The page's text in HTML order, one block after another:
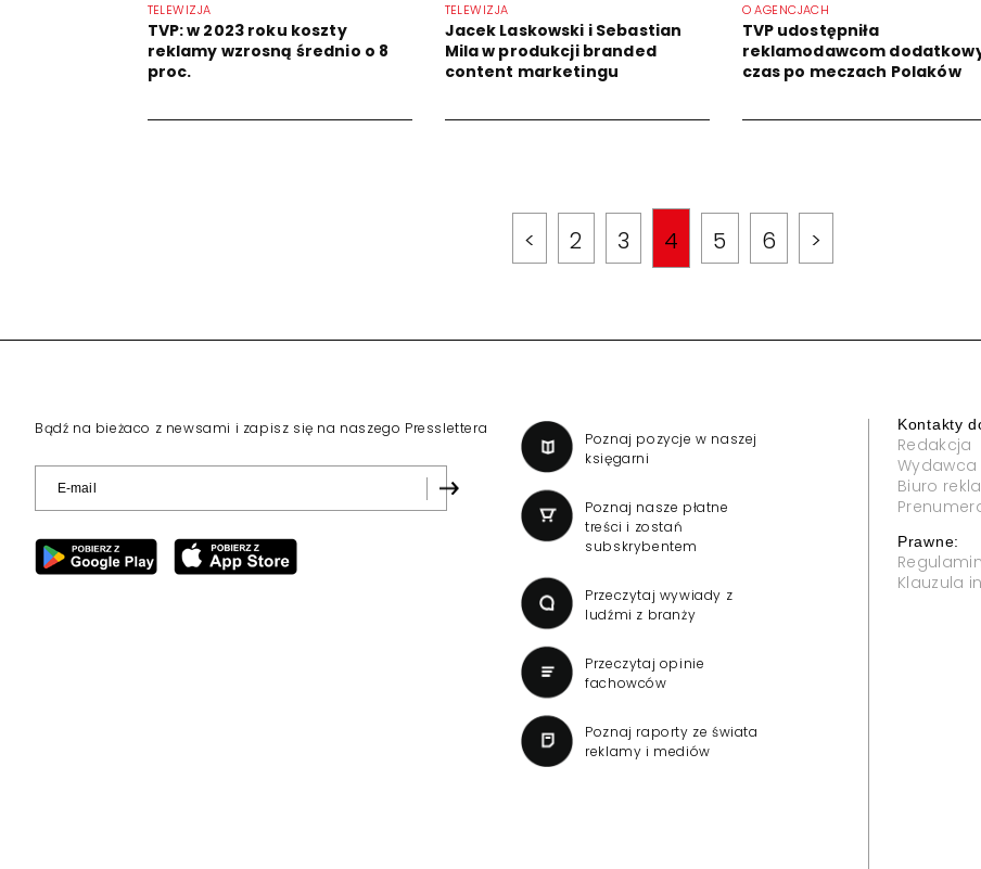
TELEWIZJA
TVP: w 2023 roku koszty
reklamy wzrosną średnio o 8
proc.
TELEWIZJA
Jacek Laskowski i Sebastian
Mila w produkcji branded
content marketingu
O AGENCJACH
TVP udostępniła
reklamodawcom
czas po meczach Polaków
< 2 3 4 5 6 >
Bądź na bieżaco z newsami i zapisz się na naszego Presslettera
Poznaj pozycje w naszej
księgarni
Poznaj nasze płatne
treści i zostań
subskrybentem
Przeczytaj wywiady z
ludźmi z branży
Przeczytaj opinie
fachowców
Poznaj raporty ze świata
reklamy i mediów
Kontakty
Redakcja
Wydawca
Biuro
Prawne:
Regulamin
Klauzula